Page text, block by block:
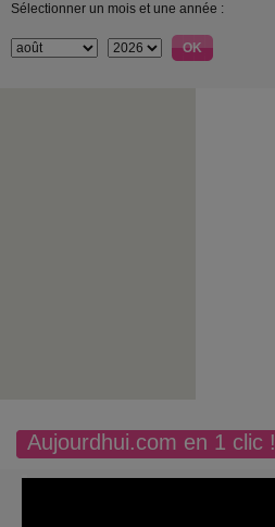
Sélectionner un mois et une année :
Aujourdhui.com en 1 clic !